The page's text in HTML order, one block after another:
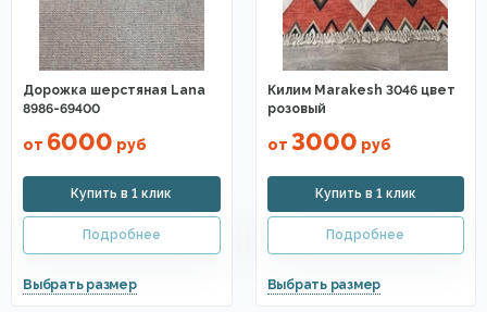
Дорожка шерстяная Lana
8986-69400
от 6000 руб
Килим Marakesh 3046 цвет
розовый
от 3000 руб